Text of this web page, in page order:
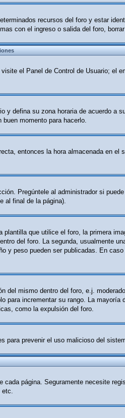
recursos del foro y estar
con el ingreso o salida del foro,
el Panel de Control de Usuario; el
defina su zona horaria de acuerdo a
momento para hacerlo.
entonces la hora almacenada en el
Pregúntele al administrador si
al final de la página).
que utilice el foro, la primera
del foro. La segunda, usualmente
y peso pueden ser publicadas. En
del mismo dentro del foro, e.j.
para incrementar su rango. La
como la expulsión del foro.
prevenir el uso malicioso del
página. Seguramente necesite
etc.